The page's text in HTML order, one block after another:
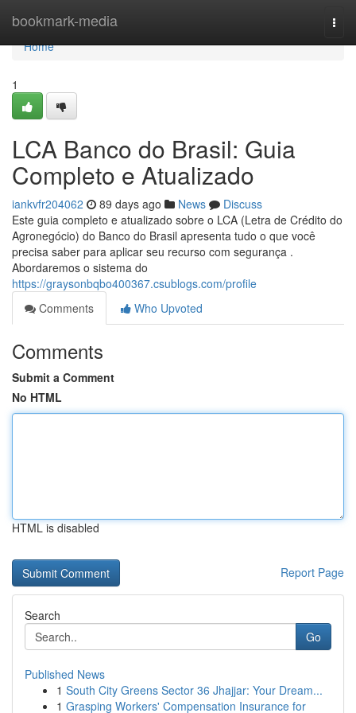
bookmark-media
Home
Home
1
LCA Banco do Brasil: Guia
Completo e Atualizado
iankvfr204062 89 days ago News
Discuss
Este guia completo e atualizado sobre o LCA (Letra de Crédito do
Agronegócio) do Banco do Brasil apresenta tudo o que você
precisa saber para aplicar seu recurso com segurança .
Abordaremos o sistema do
https://graysonbqbo400367.csublogs.com/profile
Comments
Who Upvoted
Comments
Submit a Comment
No HTML
HTML is disabled
Report Page
Search
Go
Published News
1 South City Greens Sector 36 Jhajjar: Your Dream...
1 Grasping Workers' Compensation Insurance for